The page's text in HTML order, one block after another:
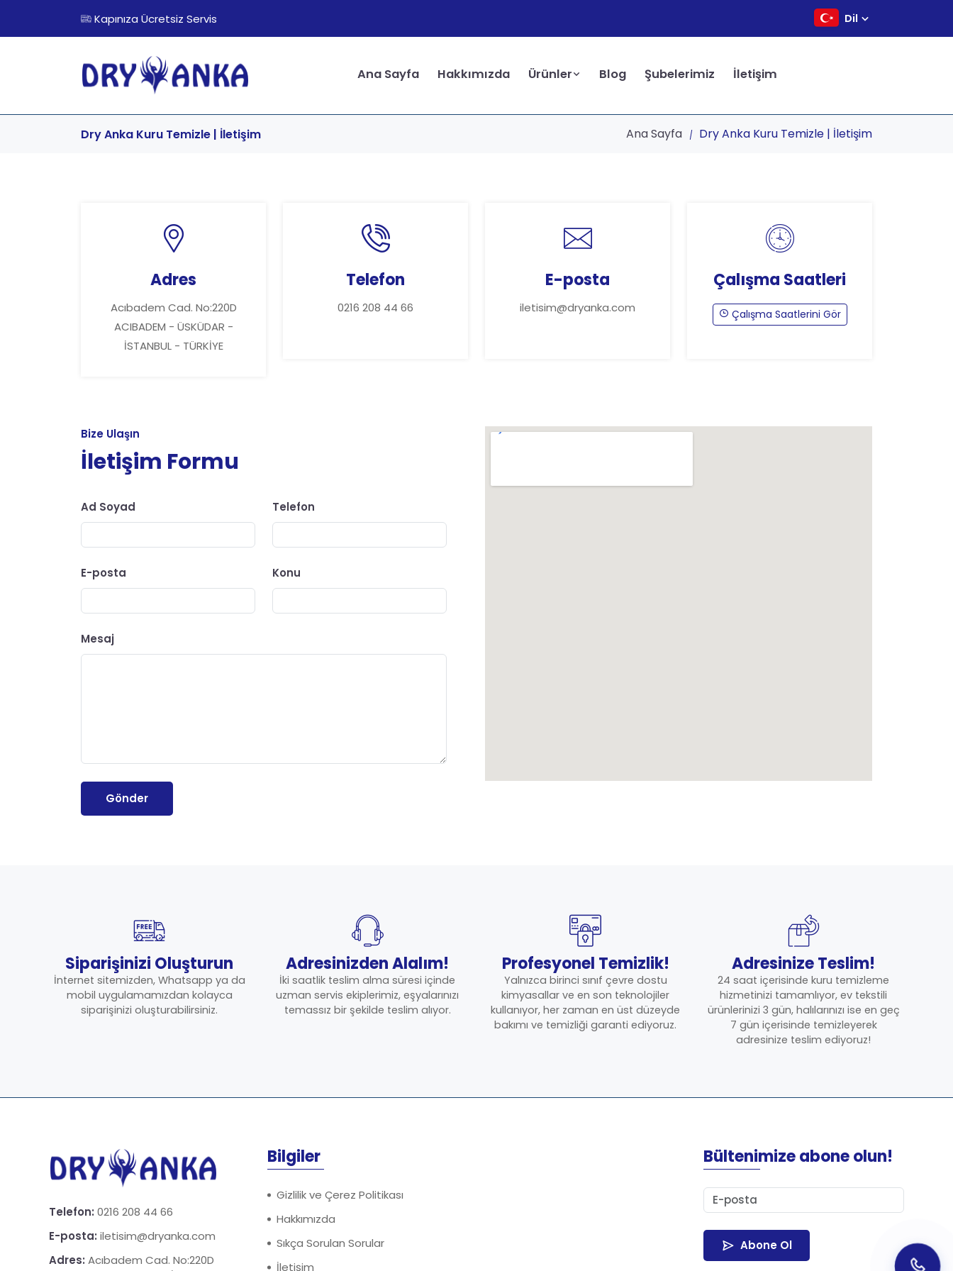
Kapınıza Ücretsiz Servis Dil
Ana Sayfa Hakkımızda Ürünler Blog Şubelerimiz İletişim
Dry Anka Kuru Temizle | İletişim Ana Sayfa Dry Anka Kuru Temizle | İletişim
Adres
Acıbadem Cad. No:220D
ACIBADEM - ÜSKÜDAR -
İSTANBUL - TÜRKİYE
Telefon
0216 208 44 66
E-posta
iletisim@dryanka.com
Çalışma Saatleri
Çalışma Saatlerini Gör
Bize Ulaşın
İletişim Formu
Ad Soyad Telefon
E-posta Konu
Mesaj
Gönder
Siparişinizi Oluşturun
İnternet sitemizden, Whatsapp ya da
mobil uygulamamızdan kolayca
siparişinizi oluşturabilirsiniz.
Adresinizden Alalım!
İki saatlik teslim alma süresi içinde
uzman servis ekiplerimiz, eşyalarınızı
temassız bir şekilde teslim alıyor.
Profesyonel Temizlik!
Yalnızca birinci sınıf çevre dostu
kimyasallar ve en son teknolojiler
kullanıyor, her zaman en üst düzeyde
bakımı ve temizliği garanti ediyoruz.
Adresinize Teslim!
24 saat içerisinde kuru temizleme
hizmetinizi tamamlıyor, ev tekstili
ürünlerinizi 3 gün, halılarınızı ise en geç
7 gün içerisinde temizleyerek
adresinize teslim ediyoruz!
Telefon: 0216 208 44 66
E-posta: iletisim@dryanka.com
Adres: Acıbadem Cad. No:220D
Bilgiler
Gizlilik ve Çerez Politikası
Hakkımızda
Sıkça Sorulan Sorular
İletişim
Bültenimize abone olun!
Abone Ol